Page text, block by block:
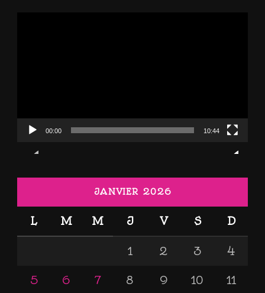
00:00 10:44
JANVIER 2026
L M M J V S D
1 2 3 4
5 6 7 8 9 10 11